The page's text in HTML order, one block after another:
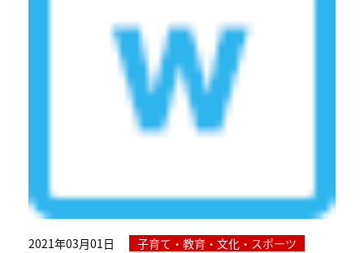
2021年03月01日
子育て・教育・文化・スポーツ